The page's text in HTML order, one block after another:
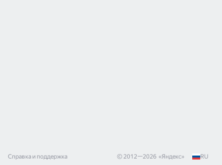
Справка и поддержка © 2012—2026 «Яндекс» RU